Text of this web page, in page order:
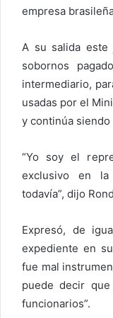
empresa
A su salida
sobornos
intermediario,
usadas por el
y continúa
“Yo soy el
exclusivo en
todavía”, dijo
Expresó, de
expediente en
fue mal
puede decir
funcionarios”.